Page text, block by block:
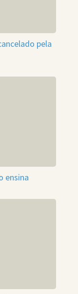
pela
ensina